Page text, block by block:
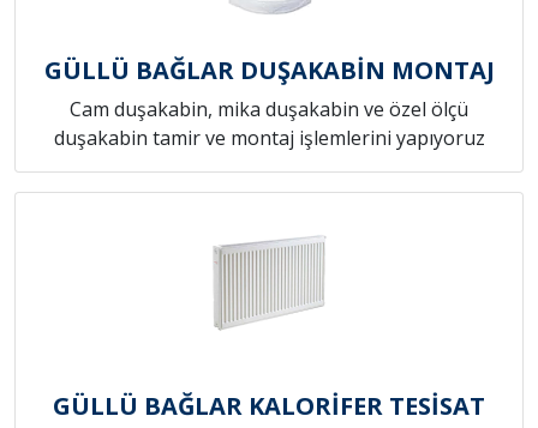
GÜLLÜ BAĞLAR DUŞAKABİN MONTAJ
Cam duşakabin, mika duşakabin ve özel ölçü
duşakabin tamir ve montaj işlemlerini yapıyoruz
GÜLLÜ BAĞLAR KALORİFER TESİSAT